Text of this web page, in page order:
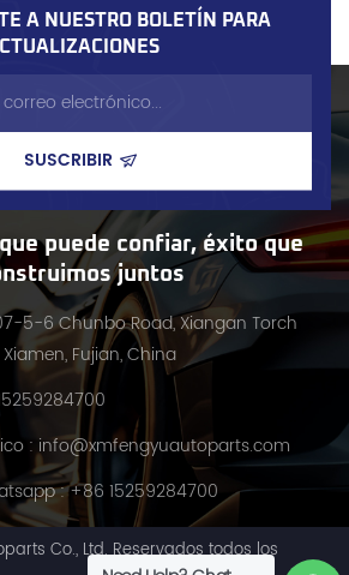
A NUESTRO BOLETÍN PARA
puede confiar, éxito que
juntos
5-6 Chunbo Road, Xiangan Torch
Fujian, China
: info@xmfengyuautoparts.com
: +86 15259284700
Co., Ltd. Reservados todos los